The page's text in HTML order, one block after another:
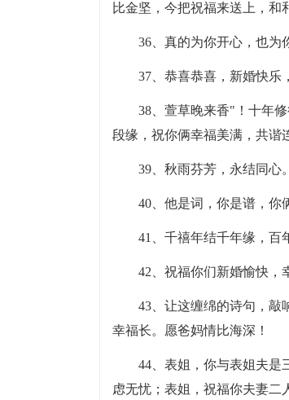
比金坚，今把祝福来送上，和
36、真的为你开心，也为
37、恭喜恭喜，新婚快乐
38、萱草晚来香"！十年
段缘，祝你俩幸福美满，共谐
39、秋雨芬芳，永结同心。
40、他是词，你是谱，你
41、千禧年结千年缘，百
42、祝福你们新婚愉快，
43、让这缠绵的诗句，敲
幸福长。愿爸妈情比海深！
44、表姐，你与表姐夫是
虑无忧；表姐，祝福你夫妻二